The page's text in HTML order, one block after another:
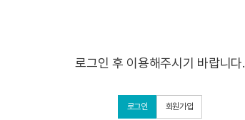
로그인 후 이용해주시기 바랍니다.
로그인 회원가입